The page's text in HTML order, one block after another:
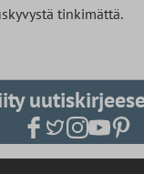
tinkimättä.